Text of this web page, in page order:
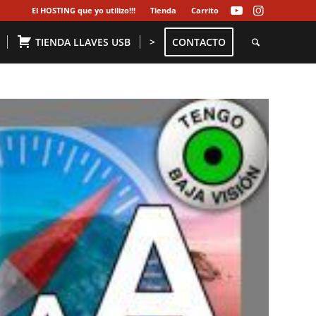
El HOSTING que yo utilizo!!! Tienda Carrito
TIENDA LLAVES USB > CONTACTO